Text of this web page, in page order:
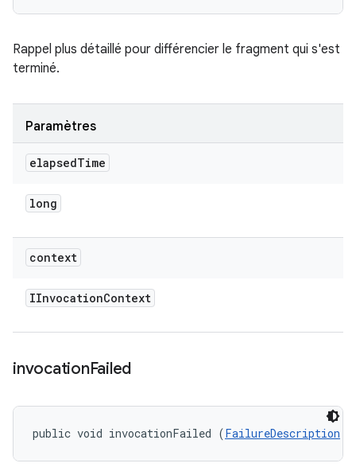
Rappel plus détaillé pour différencier le fragment qui s'est
terminé.
Paramètres
elapsedTime
long
context
IInvocationContext
invocationFailed
public void invocationFailed (FailureDescription